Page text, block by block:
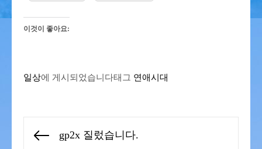
이것이 좋아요:
일상에 게시되었습니다태그 연애시대
Previous
gp2x 질렀습니다.